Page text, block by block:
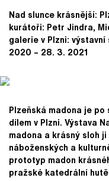
Nad slunce krásnější:
kurátoři: Petr Jindra,
galerie v Plzni: výstavní
2020 – 28. 3. 2021
Plzeňská madona je
dílem v Plzni. Výstava
madona a krásný sloh
náboženských a
prototyp madon
pražské katedrální